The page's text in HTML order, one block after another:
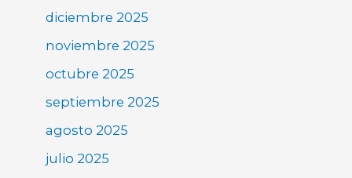
diciembre 2025
noviembre 2025
octubre 2025
septiembre 2025
agosto 2025
julio 2025